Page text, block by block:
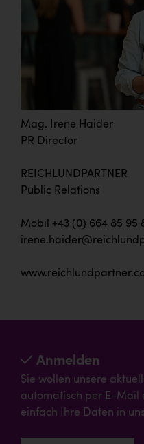
Mag. Irene Haider
PR Director
REICHLUNDPARTNER
Public Relations
Mobil +43 (0) 664 85 95
Anmelden
Sie wollen unsere
automatisch per E-Mail
einfach Ihre Daten in